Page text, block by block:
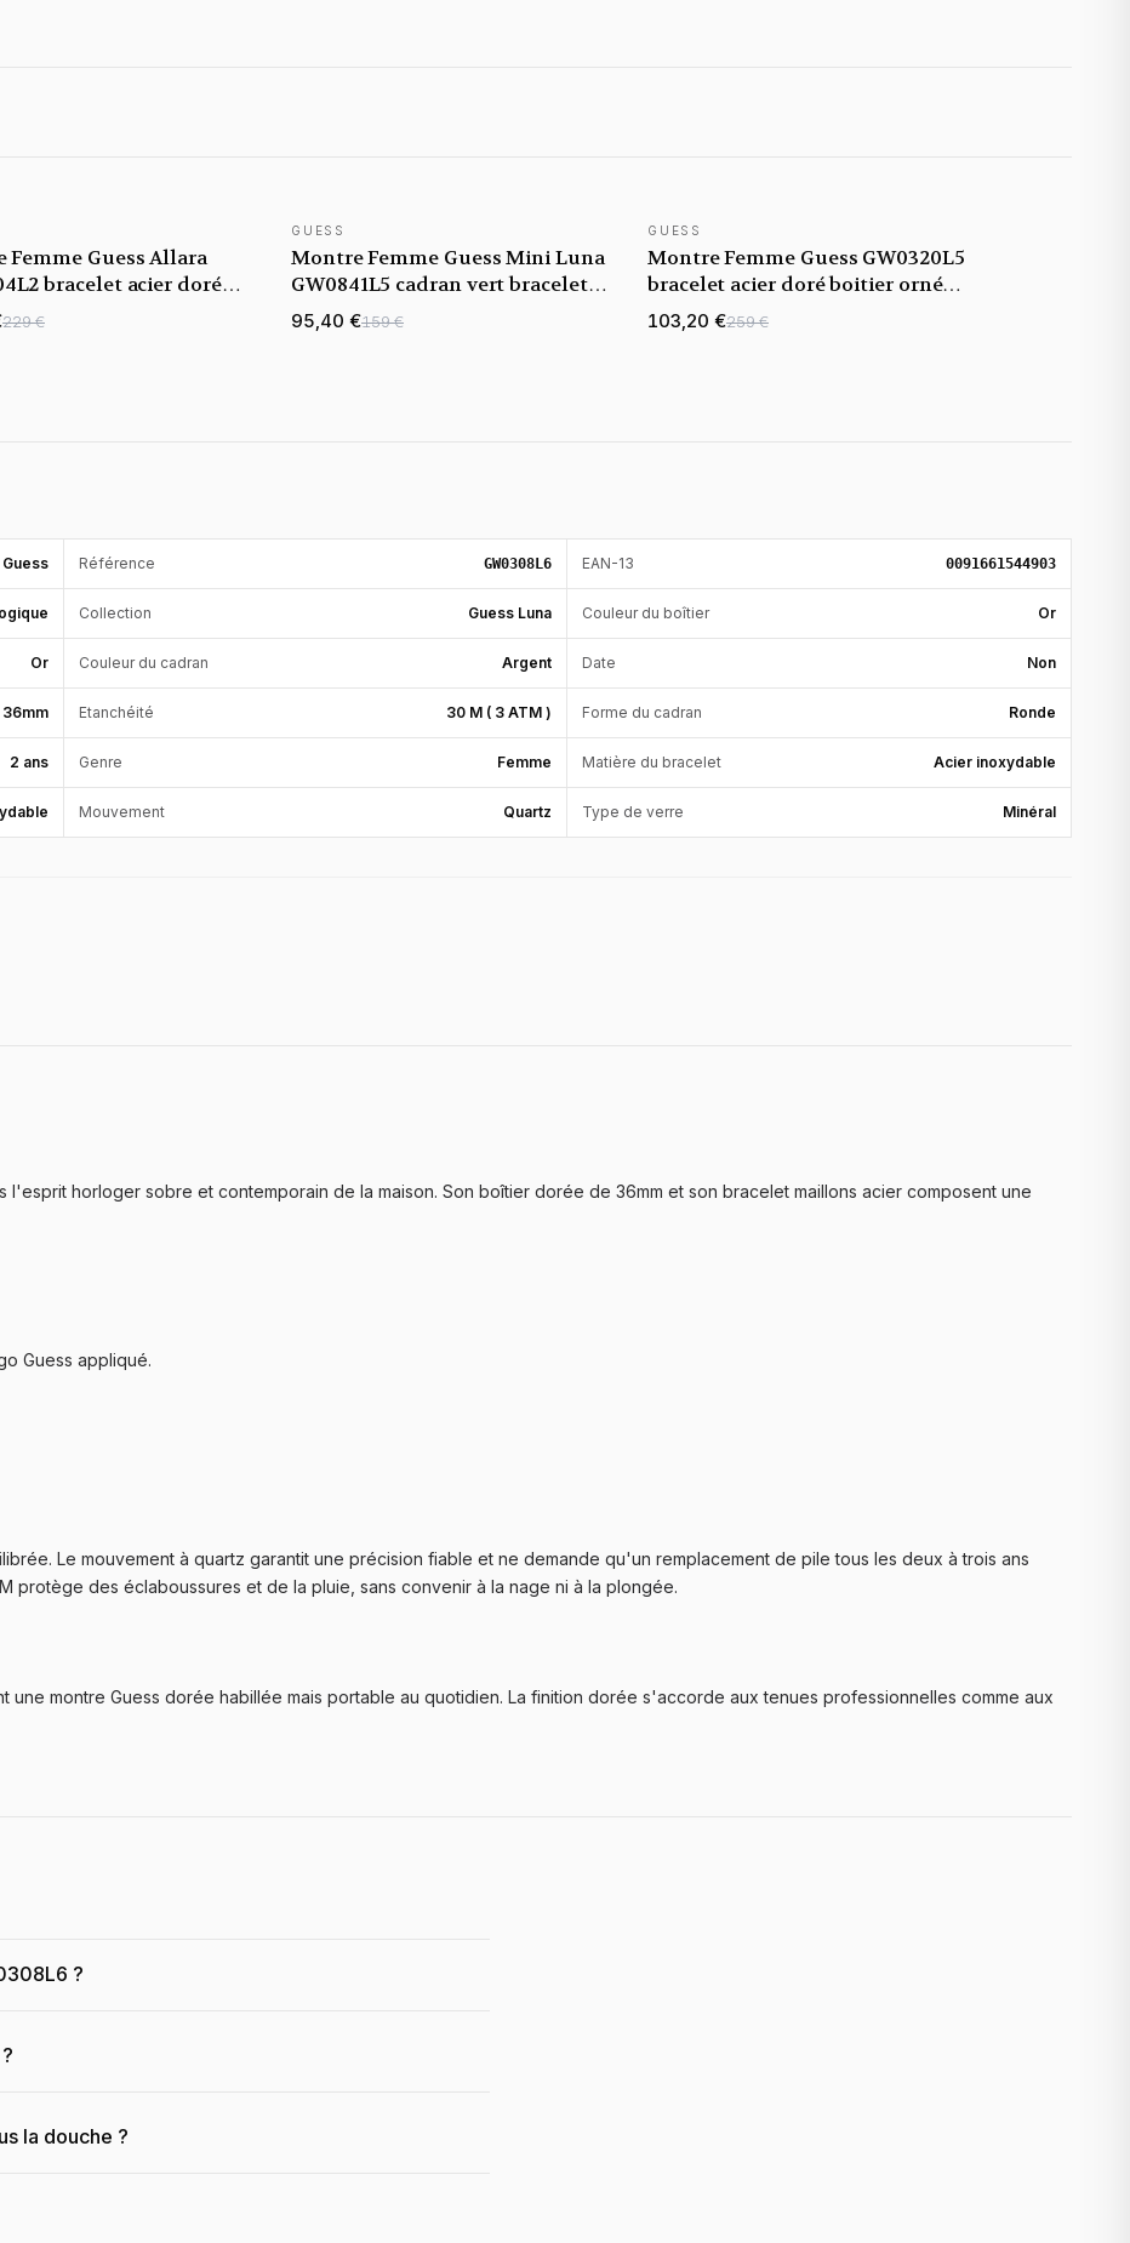
Femme Guess Allara
bracelet acier doré
cristaux
229 €
NOUVEAUTÉ
GUESS
Montre Femme Guess Mini Luna
GW0841L5 cadran vert bracelet
acier
95,40 €159 €
GUESS
Montre Femme Guess GW0320L5
bracelet acier doré boitier orné
de strass
103,20 €259 €
Guess Référence GW0308L6 EAN-13 0091661544903
Collection Guess Luna Couleur du boîtier Or
Or Couleur du cadran Argent Date Non
36mm Etanchéité 30 M ( 3 ATM ) Forme du cadran Ronde
2 ans Genre Femme Matière du bracelet Acier inoxydable
Mouvement Quartz Type de verre Minéral
l'esprit horloger sobre et contemporain de la maison. Son boîtier dorée de 36mm et son bracelet maillons acier composent une
Guess appliqué.
Le mouvement à quartz garantit une précision fiable et ne demande qu'un remplacement de pile tous les deux à trois ans
protège des éclaboussures et de la pluie, sans convenir à la nage ni à la plongée.
montre Guess dorée habillée mais portable au quotidien. La finition dorée s'accorde aux tenues professionnelles comme aux
?
la douche ?